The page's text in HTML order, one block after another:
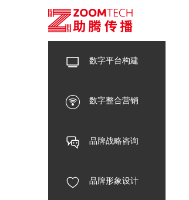
数字平台构建
数字整合营销
品牌战略咨询
品牌形象设计